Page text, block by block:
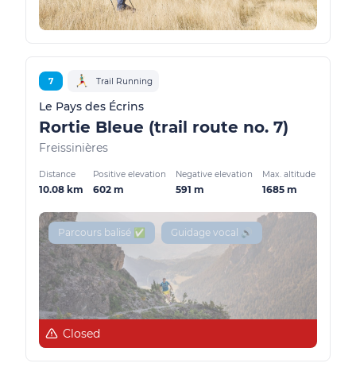
7 Trail Running
Le Pays des Écrins
Rortie Bleue (trail route no. 7)
Freissinières
Distance
10.08 km
Positive elevation
602 m
Negative elevation
591 m
Max. altitude
1685 m
Parcours balisé ✅ Guidage vocal 🔊
Closed